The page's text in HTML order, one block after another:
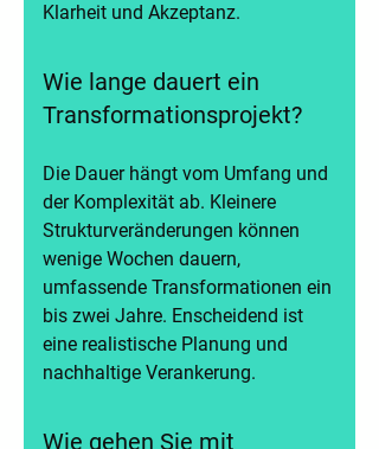
Klarheit und Akzeptanz.
Wie lange dauert ein
Transformationsprojekt?
Die Dauer hängt vom Umfang und
der Komplexität ab. Kleinere
Strukturveränderungen können
wenige Wochen dauern,
umfassende Transformationen ein
bis zwei Jahre. Enscheidend ist
eine realistische Planung und
nachhaltige Verankerung.
Wie gehen Sie mit